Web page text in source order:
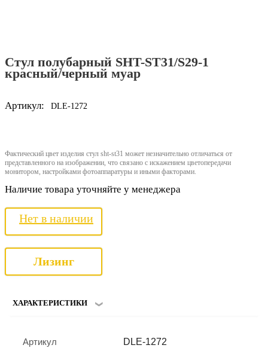
Стул полубарный SHT-ST31/S29-1
красный/черный муар
Артикул: DLE-1272
Фактический цвет изделия стул sht-st31 может незначительно отличаться от
представленного на изображении, что связано с искажением цветопередачи
монитором, настройками фотоаппаратуры и иными факторами.
Наличие товара уточняйте у менеджера
Нет в наличии
Лизинг
ХАРАКТЕРИСТИКИ
Артикул DLE-1272